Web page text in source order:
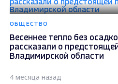
ОБЩЕСТВО
Весеннее тепло без
рассказали о
Владимирской области
4 месяца назад